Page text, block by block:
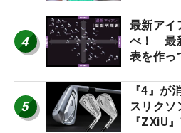
ー』 #女
4
最新アイ
べ！ 最
表を作っ
5
『4』が
スリクソ
『ZXiU